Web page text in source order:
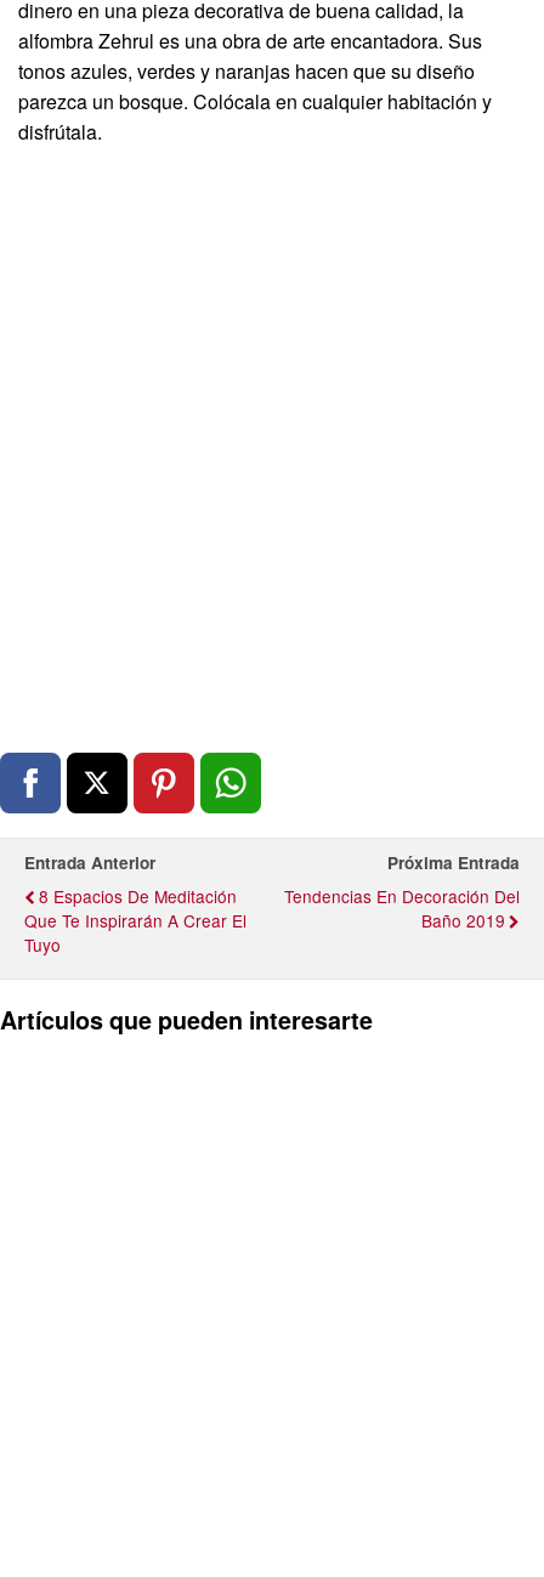
dinero en una pieza decorativa de buena calidad, la
alfombra Zehrul es una obra de arte encantadora. Sus
tonos azules, verdes y naranjas hacen que su diseño
parezca un bosque. Colócala en cualquier habitación y
disfrútala.
Entrada Anterior
8 Espacios De Meditación
Que Te Inspirarán A Crear El
Tuyo
Próxima Entrada
Tendencias En Decoración Del
Baño 2019
Artículos que pueden interesarte